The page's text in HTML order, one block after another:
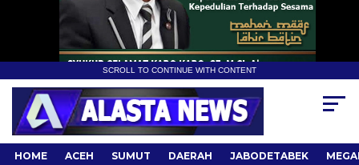
SCROLL TO CONTINUE WITH CONTENT
HOME ACEH SUMUT DAERAH JABODETABEK